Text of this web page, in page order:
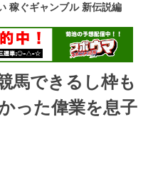
稼ぐギャンブル 新伝説編
馬できるし枠も
った偉業を息子